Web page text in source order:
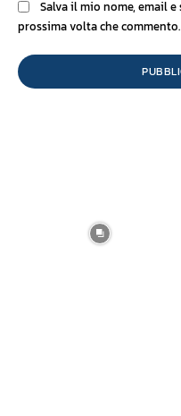
Salva il mio nome, email
prossima volta che commento.